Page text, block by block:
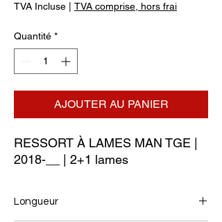
TVA Incluse TVA comprise, hors frai
Quantité *
AJOUTER AU PANIER
RESSORT À LAMES MAN TGE |
2018-__ | 2+1 lames
Longueur